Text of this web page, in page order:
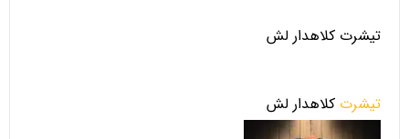
تیشرت کلاهدار لش
تیشرت کلاهدار لش